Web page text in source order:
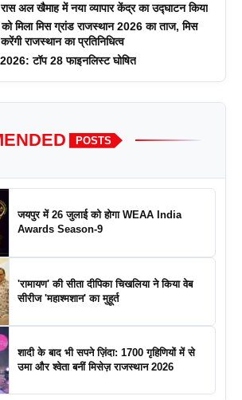
अल खैमाह में नया व्यापार केंद्र का उद्घाटन किया
को मिला मिस ग्रांड राजस्थान 2026 का ताज, मिस
राजस्थान का प्रतिनिधित्व
टॉप 28 फाइनलिस्ट घोषित
POSTS
जयपुर में 26 जुलाई को होगा WEAA India
Awards Season-9
'रामायण' की सीता दीपिका चिखलिया ने किया वेब
सीरीज 'महाश्मशान' का मुहूर्त
शादी के बाद भी सपने ज़िंदा: 1700 गृहिणियों में से
उमा और श्वेता बनीं मिसेज़ राजस्थान 2026